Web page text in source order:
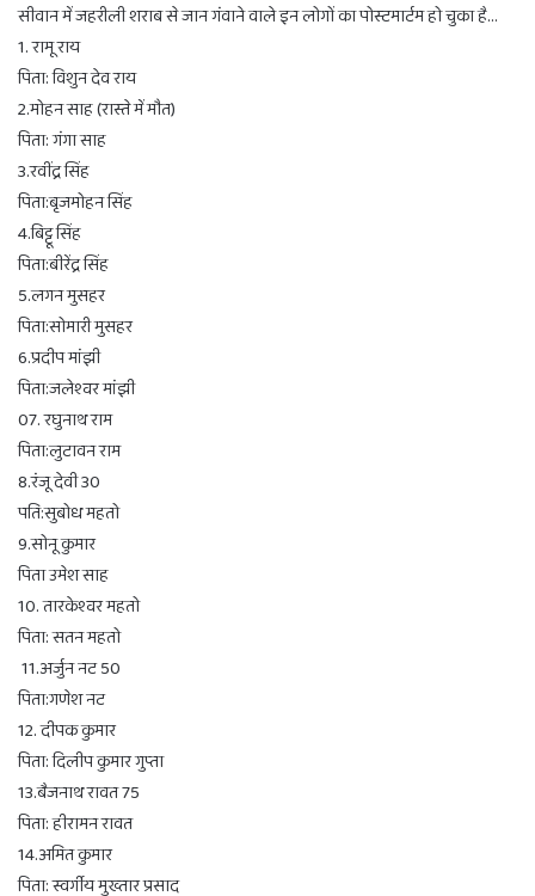
सीवान में जहरीली शराब से जान गंवाने वाले इन लोगों का पोस्टमार्टम हो चुका है…
1. रामू राय
पिता: विशुन देव राय
2.मोहन साह (रास्ते में मौत)
पिता: गंगा साह
3.रवींद्र सिंह
पिता:बृजमोहन सिंह
4.बिट्टू सिंह
पिता:बीरेंद्र सिंह
5.लगन मुसहर
पिता:सोमारी मुसहर
6.प्रदीप मांझी
पिता:जलेश्वर मांझी
07. रघुनाथ राम
पिता:लुटावन राम
8.रंजू देवी 30
पति:सुबोध महतो
9.सोनू कुमार
पिता उमेश साह
10. तारकेश्वर महतो
पिता: सतन महतो
11.अर्जुन नट 50
पिता:गणेश नट
12. दीपक कुमार
पिता: दिलीप कुमार गुप्ता
13.बैजनाथ रावत 75
पिता: हीरामन रावत
14.अमित कुमार
पिता: स्वर्गीय मुख्तार प्रसाद